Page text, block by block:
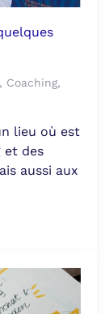
Coaching,
lieu où est
et des
aussi aux